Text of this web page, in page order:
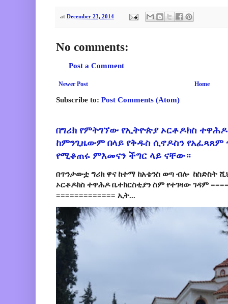
at December 23, 2014
No comments:
Post a Comment
Newer Post Home
Subscribe to: Post Comments (Atom)
በግሪክ የምትገኘው የኢትዮጵያ ኦርቶዶክስ
ከምንጊዜውም በላይ የቅዱስ ሲኖዶስን የአፈጻጸም
የሚቆጠሩ ምእመናን ችግር ላይ ናቸው።
በጥንታውቷ ግሪክ ዋና ከተማ ከአቴንስ ወጣ ብሎ ከስድስት
ኦርቶዶክስ ተዋሕዶ ቤተክርስቲያን ስም የተገዛው ገዳም
============= ኢት...